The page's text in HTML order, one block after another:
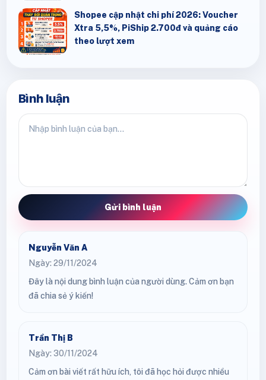
Shopee cập nhật chi phí 2026: Voucher
Xtra 5,5%, PiShip 2.700đ và quảng cáo
theo lượt xem
Bình luận
Gửi bình luận
Nguyễn Văn A
Ngày: 29/11/2024
Đây là nội dung bình luận của người dùng. Cảm ơn bạn
đã chia sẻ ý kiến!
Trần Thị B
Ngày: 30/11/2024
Cảm ơn bài viết rất hữu ích, tôi đã học hỏi được nhiều